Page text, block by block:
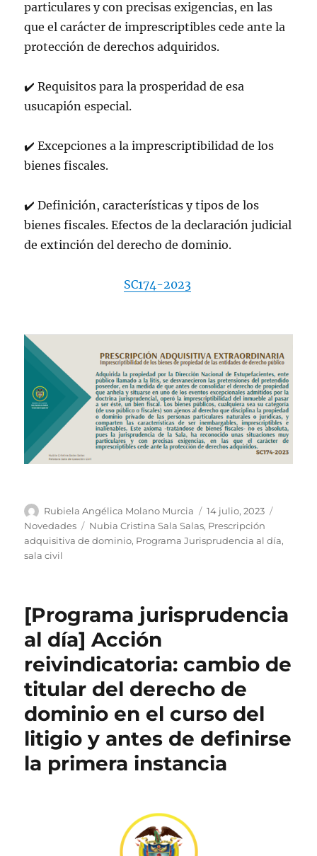
particulares y con precisas exigencias, en las
que el carácter de imprescriptibles cede ante la
protección de derechos adquiridos.
✔ ️Requisitos para la prosperidad de esa
usucapión especial.
✔ ️Excepciones a la imprescriptibilidad de los
bienes fiscales.
✔ ️Definición, características y tipos de los
bienes fiscales. Efectos de la declaración judicial
de extinción del derecho de dominio.
SC174-2023
Autor
Rubiela Angélica Molano Murcia
Publicado
el
14 julio, 2023
Novedades
Etiquetas
Nubia Cristina Sala Salas, Prescripción
adquisitiva de dominio, Programa Jurisprudencia al día,
sala civil
[Programa jurisprudencia
al día] Acción
reivindicatoria: cambio de
titular del derecho de
dominio en el curso del
litigio y antes de definirse
la primera instancia